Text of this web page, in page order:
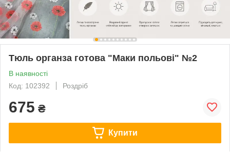
Тюль органза готова "Маки польові" №2
В наявності
Код: 102392
Роздріб
675 ₴
Купити